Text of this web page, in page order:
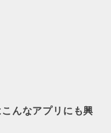
んなアプリにも興